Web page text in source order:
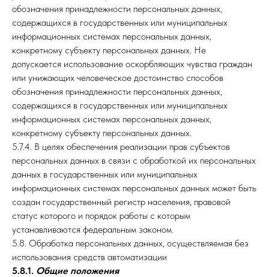
обозначения принадлежности персональных данных,
содержащихся в государственных или муниципальных
информационных системах персональных данных,
конкретному субъекту персональных данных. Не
допускается использование оскорбляющих чувства граждан
или унижающих человеческое достоинство способов
обозначения принадлежности персональных данных,
содержащихся в государственных или муниципальных
информационных системах персональных данных,
конкретному субъекту персональных данных.
5.7.4. В целях обеспечения реализации прав субъектов
персональных данных в связи с обработкой их персональных
данных в государственных или муниципальных
информационных системах персональных данных может быть
создан государственный регистр населения, правовой
статус которого и порядок работы с которым
устанавливаются федеральным законом.
5.8. Обработка персональных данных, осуществляемая без
использования средств автоматизации
5.8.1. Общие положения